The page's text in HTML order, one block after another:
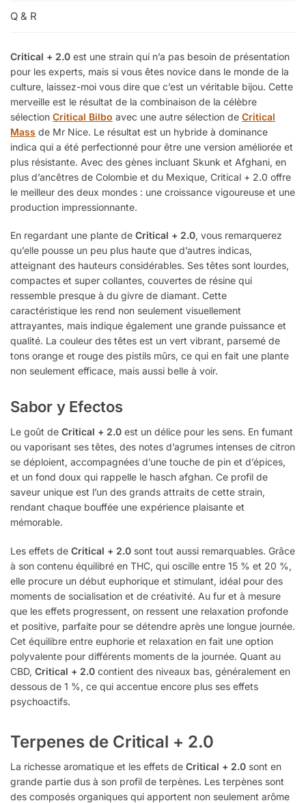
Q & R
Critical + 2.0 est une strain qui n’a pas besoin de présentation
pour les experts, mais si vous êtes novice dans le monde de la
culture, laissez-moi vous dire que c’est un véritable bijou. Cette
merveille est le résultat de la combinaison de la célèbre
sélection Critical Bilbo avec une autre sélection de Critical
Mass de Mr Nice. Le résultat est un hybride à dominance
indica qui a été perfectionné pour être une version améliorée et
plus résistante. Avec des gènes incluant Skunk et Afghani, en
plus d’ancêtres de Colombie et du Mexique, Critical + 2.0 offre
le meilleur des deux mondes : une croissance vigoureuse et une
production impressionnante.
En regardant une plante de Critical + 2.0, vous remarquerez
qu’elle pousse un peu plus haute que d’autres indicas,
atteignant des hauteurs considérables. Ses têtes sont lourdes,
compactes et super collantes, couvertes de résine qui
ressemble presque à du givre de diamant. Cette
caractéristique les rend non seulement visuellement
attrayantes, mais indique également une grande puissance et
qualité. La couleur des têtes est un vert vibrant, parsemé de
tons orange et rouge des pistils mûrs, ce qui en fait une plante
non seulement efficace, mais aussi belle à voir.
Sabor y Efectos
Le goût de Critical + 2.0 est un délice pour les sens. En fumant
ou vaporisant ses têtes, des notes d’agrumes intenses de citron
se déploient, accompagnées d’une touche de pin et d’épices,
et un fond doux qui rappelle le hasch afghan. Ce profil de
saveur unique est l’un des grands attraits de cette strain,
rendant chaque bouffée une expérience plaisante et
mémorable.
Les effets de Critical + 2.0 sont tout aussi remarquables. Grâce
à son contenu équilibré en THC, qui oscille entre 15 % et 20 %,
elle procure un début euphorique et stimulant, idéal pour des
moments de socialisation et de créativité. Au fur et à mesure
que les effets progressent, on ressent une relaxation profonde
et positive, parfaite pour se détendre après une longue journée.
Cet équilibre entre euphorie et relaxation en fait une option
polyvalente pour différents moments de la journée. Quant au
CBD, Critical + 2.0 contient des niveaux bas, généralement en
dessous de 1 %, ce qui accentue encore plus ses effets
psychoactifs.
Terpenes de Critical + 2.0
La richesse aromatique et les effets de Critical + 2.0 sont en
grande partie dus à son profil de terpènes. Les terpènes sont
des composés organiques qui apportent non seulement arôme